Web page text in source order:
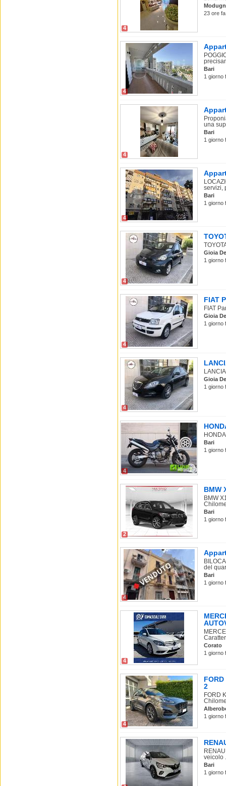
4
23 ore
4
Bari
1 giorno
4
una
Bari
1 giorno
4
servizi,
Bari
1 giorno
4
Gioia
1 giorno
4
FIAT
FIAT
Gioia
1 giorno
4
Gioia
1 giorno
4
Bari
1 giorno
2
BMW
BMW
Bari
1 giorno
4
del
Bari
1 giorno
4
Corato
1 giorno
4
2
FORD
1 giorno
veicolo
Bari
1 giorno